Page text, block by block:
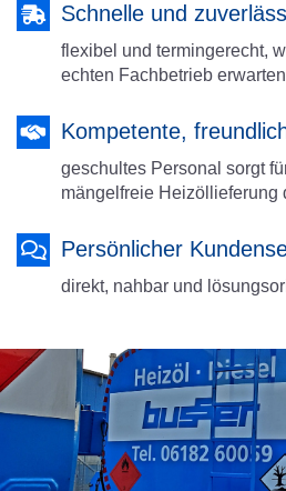
Schnelle und
flexibel und termingerecht,
echten Fachbetrieb
Kompetente,
geschultes Personal sorgt
mängelfreie Heizöllieferung
Persönlicher
direkt, nahbar und